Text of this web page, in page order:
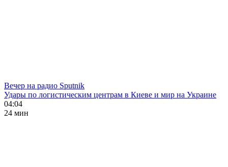
Вечер на радио Sputnik
Удары по логистическим центрам в Киеве и мир на Украине
04:04
24 мин